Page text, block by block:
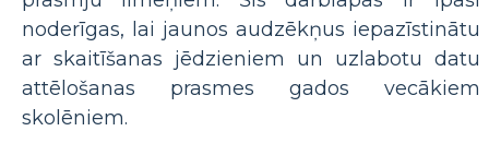
noderīgas, lai jaunos audzēkņus iepazīstinātu
ar skaitīšanas jēdzieniem un uzlabotu datu
attēlošanas prasmes gados vecākiem
skolēniem.